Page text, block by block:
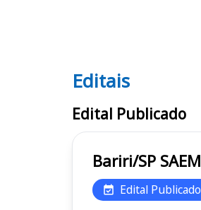
Editais
Editais
Edital Publicado
Edital Publicado